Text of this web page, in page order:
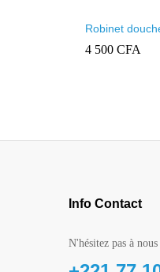
Robinet
YLN 8815
4 500 CFA
Info Contact
N'hésitez pas à